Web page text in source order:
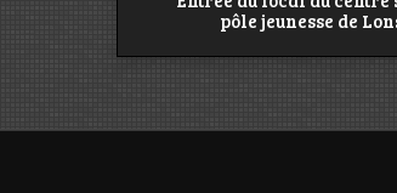
pôle jeunesse de